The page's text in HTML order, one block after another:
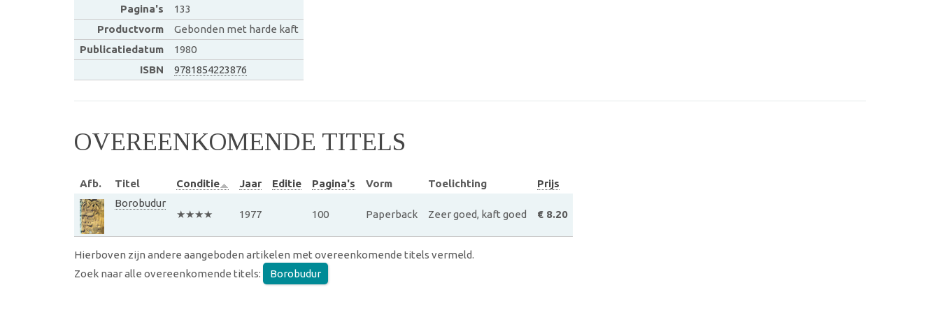
Pagina's
133
Productvorm
Gebonden met harde kaft
Publicatiedatum
1980
ISBN
9781854223876
OVEREENKOMENDE TITELS
Afb. Titel Conditie Jaar Editie Pagina's Vorm Toelichting
Prijs
Borobudur
★★★★
1977 100 Paperback Zeer goed, kaft goed € 8.20
Hierboven zijn andere aangeboden artikelen met overeenkomende titels vermeld.
Zoek naar alle overeenkomende titels:
Borobudur